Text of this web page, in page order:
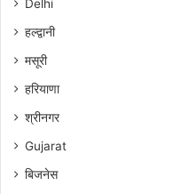
Delhi
हल्द्वानी
मसूरी
हरियाणा
श्रीनगर
Gujarat
बिजनेस